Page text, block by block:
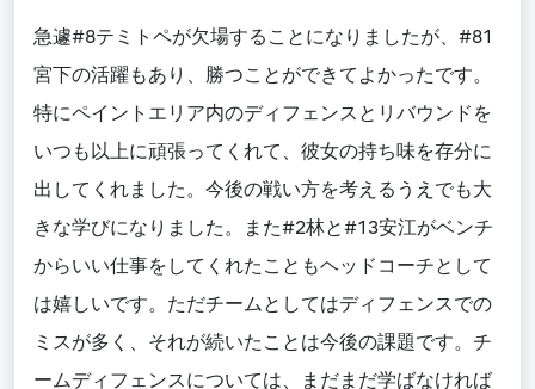
急遽#8テミトペが欠場することになりましたが、#81
宮下の活躍もあり、勝つことができてよかったです。
特にペイントエリア内のディフェンスとリバウンドを
いつも以上に頑張ってくれて、彼女の持ち味を存分に
出してくれました。今後の戦い方を考えるうえでも大
きな学びになりました。また#2林と#13安江がベンチ
からいい仕事をしてくれたこともヘッドコーチとして
は嬉しいです。ただチームとしてはディフェンスでの
ミスが多く、それが続いたことは今後の課題です。チ
ームディフェンスについては、まだまだ学ばなければ